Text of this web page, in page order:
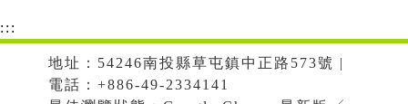
:::
地址：54246南投縣草屯鎮中正路573號 |
電話：+886-49-2334141